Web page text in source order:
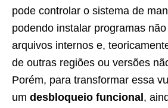
pode controlar o sistema de
podendo instalar programas
arquivos internos e,
de outras regiões ou versões
Porém, para transformar essa
um desbloqueio funcional ,